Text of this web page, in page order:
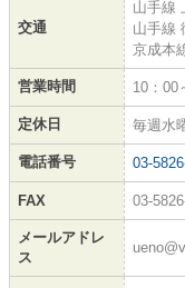
交通
山手線
山手線
京成本
営業時間 10：00
定休日 毎週水
電話番号 03-
FAX 03-
メールアドレ
ス